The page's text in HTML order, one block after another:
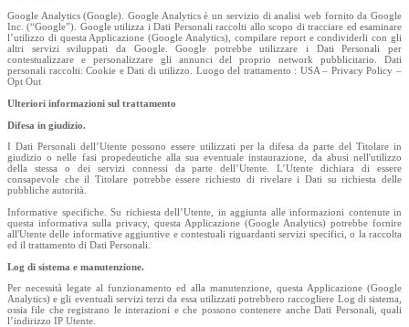
Google Analytics (Google). Google Analytics è un servizio di analisi web fornito da Google
Inc. (“Google”). Google utilizza i Dati Personali raccolti allo scopo di tracciare ed esaminare
l’utilizzo di questa Applicazione (Google Analytics), compilare report e condividerli con gli
altri servizi sviluppati da Google. Google potrebbe utilizzare i Dati Personali per
contestualizzare e personalizzare gli annunci del proprio network pubblicitario. Dati
personali raccolti: Cookie e Dati di utilizzo. Luogo del trattamento : USA – Privacy Policy –
Opt Out
Ulteriori informazioni sul trattamento
Difesa in giudizio.
I Dati Personali dell’Utente possono essere utilizzati per la difesa da parte del Titolare in
giudizio o nelle fasi propedeutiche alla sua eventuale instaurazione, da abusi nell'utilizzo
della stessa o dei servizi connessi da parte dell’Utente. L’Utente dichiara di essere
consapevole che il Titolare potrebbe essere richiesto di rivelare i Dati su richiesta delle
pubbliche autorità.
Informative specifiche. Su richiesta dell’Utente, in aggiunta alle informazioni contenute in
questa informativa sulla privacy, questa Applicazione (Google Analytics) potrebbe fornire
all'Utente delle informative aggiuntive e contestuali riguardanti servizi specifici, o la raccolta
ed il trattamento di Dati Personali.
Log di sistema e manutenzione.
Per necessità legate al funzionamento ed alla manutenzione, questa Applicazione (Google
Analytics) e gli eventuali servizi terzi da essa utilizzati potrebbero raccogliere Log di sistema,
ossia file che registrano le interazioni e che possono contenere anche Dati Personali, quali
l’indirizzo IP Utente.